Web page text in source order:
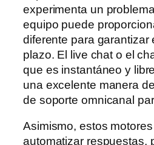
experimenta un
equipo puede
diferente para garantizar
plazo. El live chat o el
que es instantáneo y
una excelente manera
de soporte omnicanal
Asimismo, estos
automatizar respuestas,